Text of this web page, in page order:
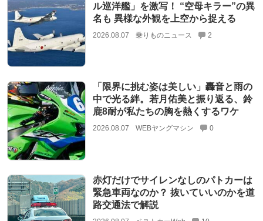
ル巡洋艦」を激写！ “空母キラー”の異
名も 異様な外観を上空から捉える
2026.08.07 乗りものニュース 2
「限界に挑む姿は美しい」轟音と雨の
中で光る絆。若月佑美と振り返る、鈴
鹿8耐が私たちの胸を熱くするワケ
2026.08.07 WEBヤングマシン 0
赤灯だけでサイレンなしのパトカーは
緊急車両なのか？ 抜いていいのかを道
路交通法で解説